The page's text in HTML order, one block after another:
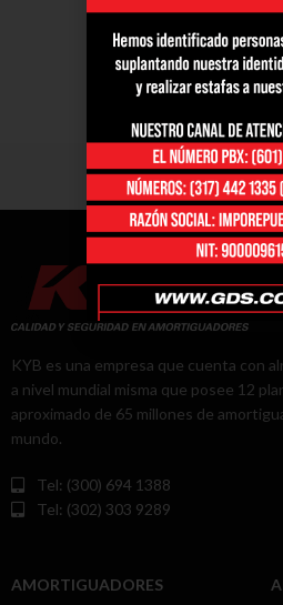
KYB es una empresa que cuenta con
a nivel mundial misma que posee 12
aproximado de 65 millones de
mundo.
Tel: (300) 694 1388
Tel: (302) 303 9289
AMORTIGUADORES